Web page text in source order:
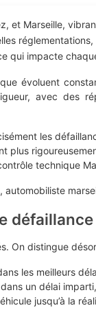
et Marseille,
qui impacte
évoluent
avec des
les
plus
technique
défaillance
On distingue
les meilleurs
un délai
jusqu’à la